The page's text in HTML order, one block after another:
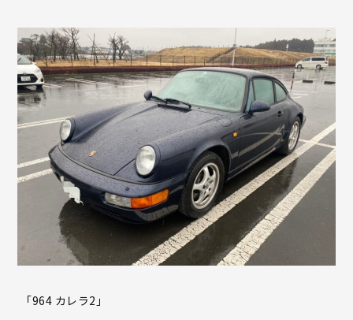
「964 カレラ2 」